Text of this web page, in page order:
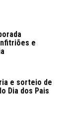
e
e sorteio de
Dia dos Pais